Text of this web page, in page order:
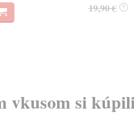
19,90 € ?
vkusom si